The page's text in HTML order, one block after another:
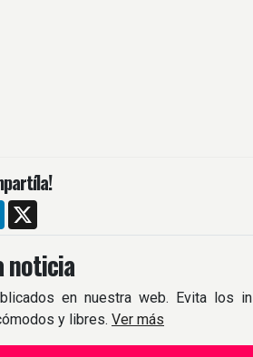
LinkedIn
noticia
en nuestra web. Evita los
y libres. Ver más